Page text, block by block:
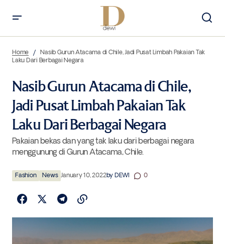
Berbagai Negara
Home
Nasib Gurun Atacama di Chile, Jadi Pusat Limbah Pakaian Tak
Laku Dari Berbagai Negara
Nasib Gurun Atacama di Chile,
Jadi Pusat Limbah Pakaian Tak
Laku Dari Berbagai Negara
Pakaian bekas dan yang tak laku dari berbagai negara
menggunung di Gurun Atacama, Chile.
Fashion News January 10, 2022by DEWI 0